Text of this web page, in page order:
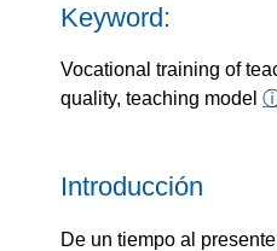
Keyword:
Vocational training of
quality, teaching model
Introducción
De un tiempo al